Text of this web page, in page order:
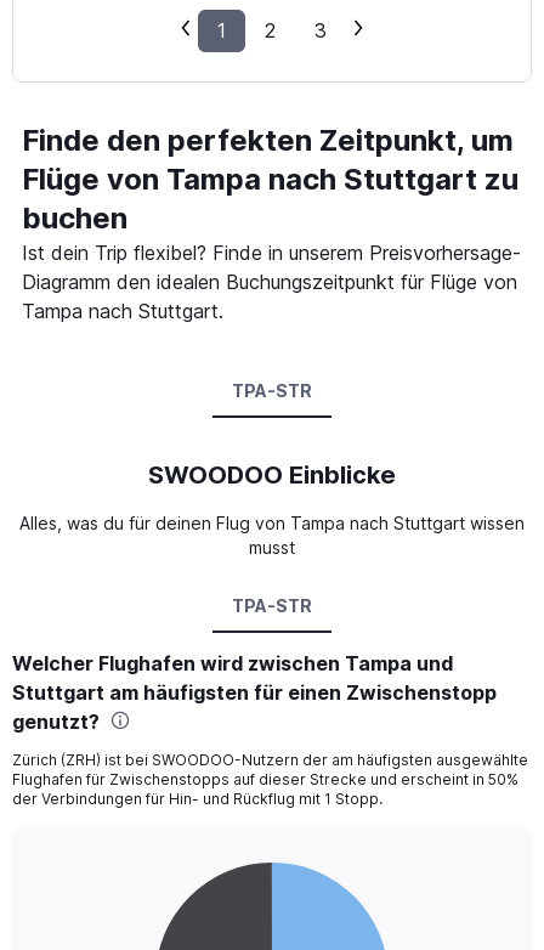
1 2 3
Finde den perfekten Zeitpunkt, um
Flüge von Tampa nach Stuttgart zu
buchen
Ist dein Trip flexibel? Finde in unserem Preisvorhersage-
Diagramm den idealen Buchungszeitpunkt für Flüge von
Tampa nach Stuttgart.
TPA-STR
SWOODOO Einblicke
Alles, was du für deinen Flug von Tampa nach Stuttgart wissen
musst
TPA-STR
Welcher Flughafen wird zwischen Tampa und
Stuttgart am häufigsten für einen Zwischenstopp
genutzt?
Zürich (ZRH) ist bei SWOODOO-Nutzern der am häufigsten ausgewählte
Flughafen für Zwischenstopps auf dieser Strecke und erscheint in 50%
der Verbindungen für Hin- und Rückflug mit 1 Stopp.